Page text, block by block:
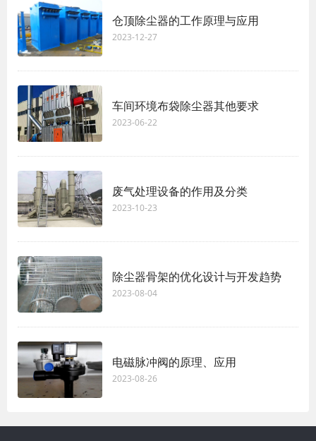
仓顶除尘器的工作原理与应用
2023-12-27
车间环境布袋除尘器其他要求
2023-06-22
废气处理设备的作用及分类
2023-10-23
除尘器骨架的优化设计与开发趋势
2023-08-04
电磁脉冲阀的原理、应用
2023-08-26